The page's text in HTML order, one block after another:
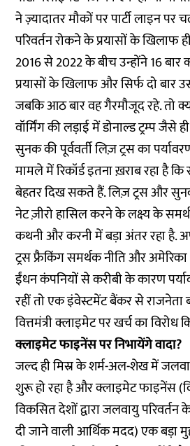
नेज़्यादातर मौकों पर पार्टी लाइन
परिवर्तन रोकने के प्रयासों के खिलाफ
2016 से 2022 के बीच उन्होंने 16
प्रयासों के खिलाफ और सिर्फ दो बार
जबकि आठ बार वह गैरमौजूद रहे. तो
वॉर्मिंग की लड़ाई में डोनाल्ड ट्रम्प जैसे
सुनक की पूर्ववर्ती लिज़ ट्रस का
मामले में रिकॉर्ड इतना ख़राब रहा है
बेहतर दिख सकते हैं. लिज़ ट्रस और
नेट ज़ीरो हासिल करने के लक्ष्य के
कथनी और करनी में बड़ा अंतर रहा है.
ट्रसफ्रैकिंग समर्थक नीति और
ईंधन कंपनियों से करीबीके कारण
रहीं तो एक इंवेस्टमेंट बैंकर से
वित्तमंत्रीक्लाइमेट पर खर्च का विरोध
क्लाइमेट फाइनेंस पर निभायेंगे वादा?
जल्द ही मिस्र के शर्म-अल-शेख में
शुरू हो रहा है और क्लाइमेट फाइनेंस
विकसित देशों द्वारा जलवायु
दी जाने वाली आर्थिक मदद) एक बड़ा